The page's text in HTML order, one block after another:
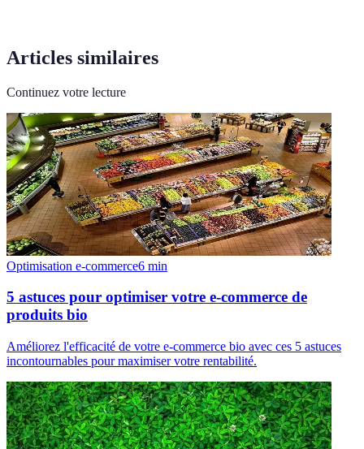
Articles similaires
Continuez votre lecture
Optimisation e-commerce6 min
5 astuces pour optimiser votre e-commerce de
produits bio
Améliorez l'efficacité de votre e-commerce bio avec ces 5 astuces
incontournables pour maximiser votre rentabilité.